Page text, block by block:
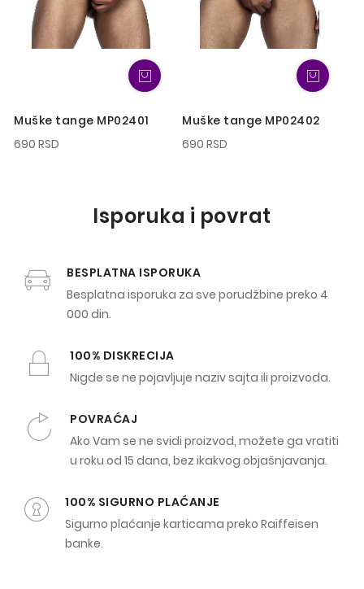
Muške tange MP02401
690 RSD
Muške tange MP02402
690 RSD
Isporuka i povrat
BESPLATNA ISPORUKA
Besplatna isporuka za sve porudžbine preko 4
000 din.
100% DISKRECIJA
Nigde se ne pojavljuje naziv sajta ili proizvoda.
POVRAĆAJ
Ako Vam se ne svidi proizvod, možete ga vratiti
u roku od 15 dana, bez ikakvog objašnjavanja.
100% SIGURNO PLAĆANJE
Sigurno plaćanje karticama preko Raiffeisen
banke.